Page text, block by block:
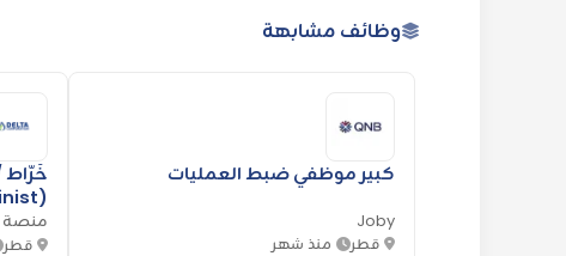
وظائف مشابهة
كبير موظفي ضبط العمليات
Joby
قطر منذ شهر
خَرّاط
(Machinist)- شركة Delta
منصة
قطر